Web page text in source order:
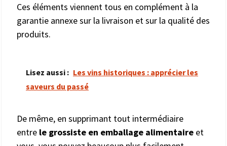
Ces éléments viennent tous en complément à la
garantie annexe sur la livraison et sur la qualité des
produits.
Lisez aussi : Les vins historiques : apprécier les
saveurs du passé
De même, en supprimant tout intermédiaire
entre le grossiste en emballage alimentaire et